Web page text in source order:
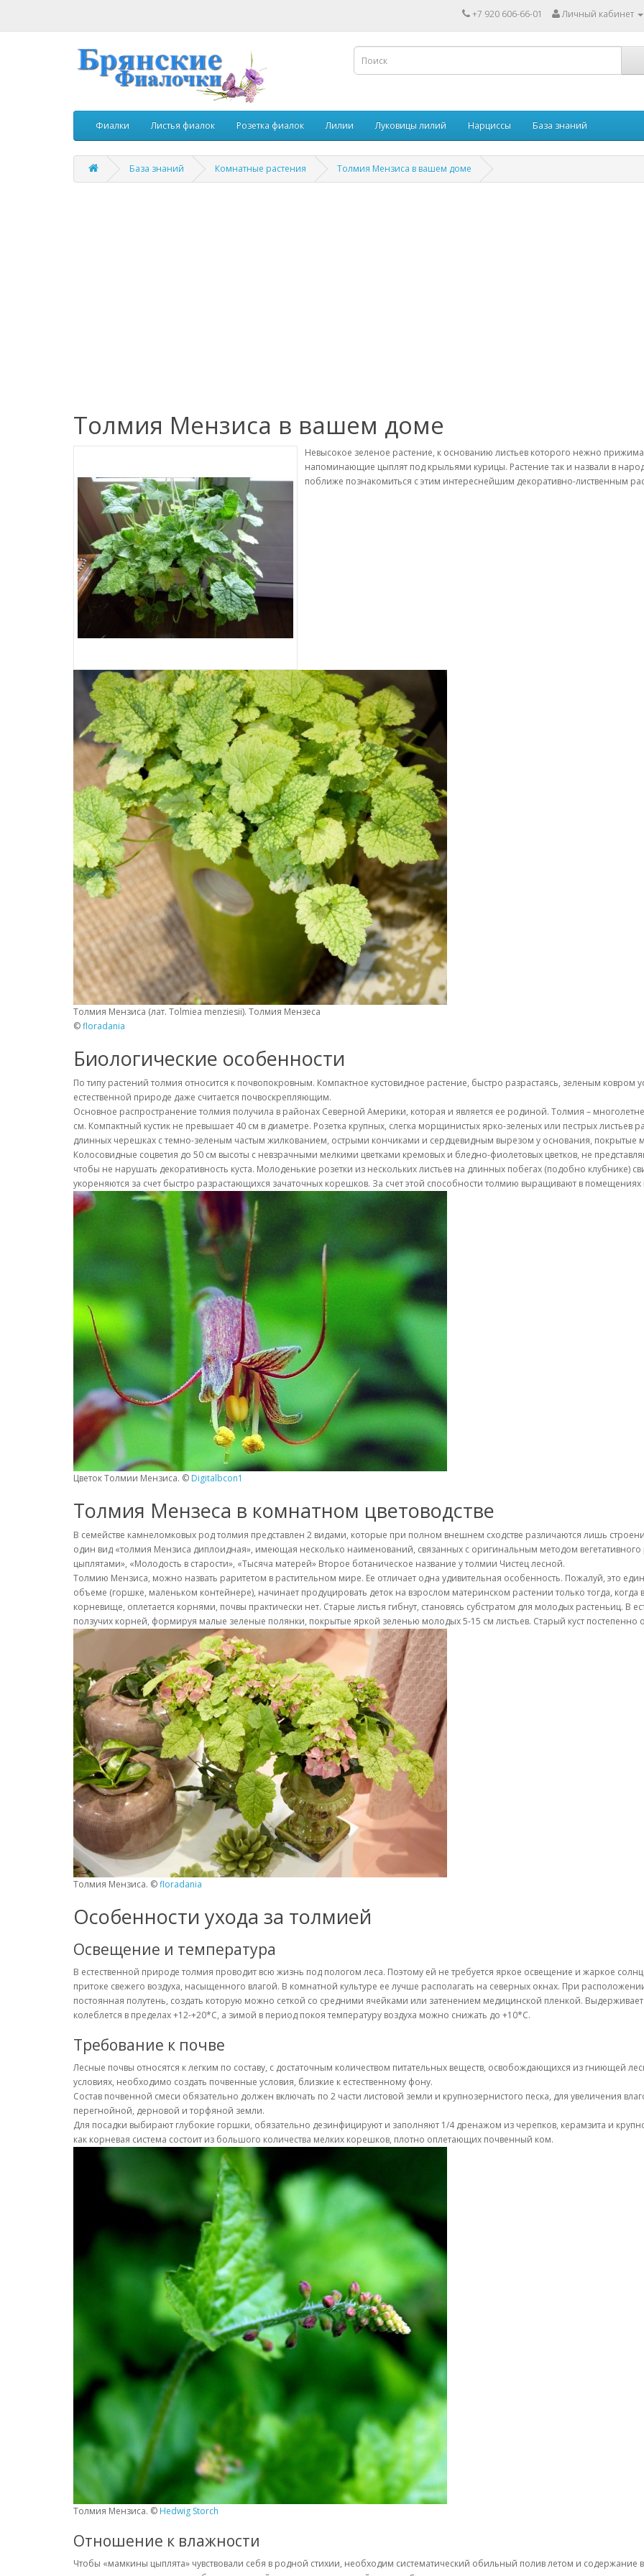
+7 920 606-66-01 Личный кабинет
Фиалки Листья фиалок Розетка фиалок Лилии Луковицы лилий Нарциссы База знаний
База знаний Комнатные растения Толмия Мензиса в вашем доме
Толмия Мензиса в вашем доме
Невысокое зеленое растение, к основанию листьев которого нежно
напоминающие цыплят под крыльями курицы. Растение так и назвали в
поближе познакомиться с этим интереснейшим декоративно-лиственным
Толмия Мензиса (лат. Tolmiea menziesii). Толмия Мензеса
©floradania
Биологические особенности
По типу растений толмия относится к почвопокровным. Компактное кустовидное растение, быстро разрастаясь, зеленым ковром
естественной природе даже считается почвоскрепляющим.
Основное распространение толмия получила в районах Северной Америки, которая и является ее родиной. Толмия –
см. Компактный кустик не превышает 40 см в диаметре. Розетка крупных, слегка морщинистых ярко-зеленых или пестрых листьев
длинных черешках с темно-зеленым частым жилкованием, острыми кончиками и сердцевидным вырезом у основания, покрытые
Колосовидные соцветия до 50 см высоты с невзрачными мелкими цветками кремовых и бледно-фиолетовых цветков, не
чтобы не нарушать декоративность куста. Молоденькие розетки из нескольких листьев на длинных побегах (подобно клубнике)
укореняются за счет быстро разрастающихся зачаточных корешков. За счет этой способности толмию выращивают в помещениях
Цветок Толмии Мензиса. © Digitalbcon1
Толмия Мензеса в комнатном цветоводстве
В семействе камнеломковых род толмия представлен 2 видами, которые при полном внешнем сходстве различаются лишь
один вид «толмия Мензиса диплоидная», имеющая несколько наименований, связанных с оригинальным методом
цыплятами», «Молодость в старости», «Тысяча матерей» Второе ботаническое название у толмии Чистец лесной.
Толмию Мензиса, можно назвать раритетом в растительном мире. Ее отличает одна удивительная особенность. Пожалуй, это
объеме (горшке, маленьком контейнере), начинает продуцировать деток на взрослом материнском растении только тогда, когда
корневище, оплетается корнями, почвы практически нет. Старые листья гибнут, становясь субстратом для молодых растеньиц. В
ползучих корней, формируя малые зеленые полянки, покрытые яркой зеленью молодых 5-15 см листьев. Старый куст постепенно
Толмия Мензиса. ©floradania
Особенности ухода за толмией
Освещение и температура
В естественной природе толмия проводит всю жизнь под пологом леса. Поэтому ей не требуется яркое освещение и жаркое
притоке свежего воздуха, насыщенного влагой. В комнатной культуре ее лучше располагать на северных окнах. При
постоянная полутень, создать которую можно сеткой со средними ячейками или затенением медицинской пленкой.
колеблется в пределах +12-+20*С, а зимой в период покоя температуру воздуха можно снижать до +10*С.
Требование к почве
Лесные почвы относятся к легким по составу, с достаточным количеством питательных веществ, освобождающихся из гниющей
условиях, необходимо создать почвенные условия, близкие к естественному фону.
Состав почвенной смеси обязательно должен включать по 2 части листовой земли и крупнозернистого песка, для увеличения
перегнойной, дерновой и торфяной земли.
Для посадки выбирают глубокие горшки, обязательно дезинфицируют и заполняют 1/4 дренажом из черепков, керамзита и
как корневая система состоит из большого количества мелких корешков, плотно оплетающих почвенный ком.
Толмия Мензиса. © Hedwig Storch
Отношение к влажности
Чтобы «мамкины цыплята» чувствовали себя в родной стихии, необходим систематический обильный полив летом и содержание